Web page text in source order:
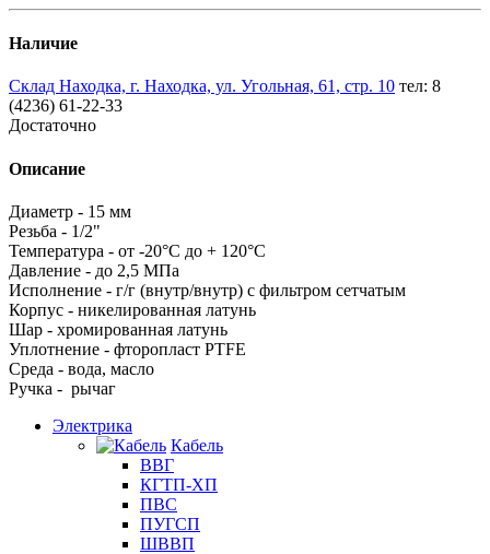
Наличие
Склад Находка, г. Находка, ул. Угольная, 61, стр. 10 тел: 8
(4236) 61-22-33
Достаточно
Описание
Диаметр - 15 мм
Резьба - 1/2"
Температура - от -20°С до + 120°С
Давление - до 2,5 МПа
Исполнение - г/г (внутр/внутр) с фильтром сетчатым
Корпус - никелированная латунь
Шар - хромированная латунь
Уплотнение - фторопласт PTFE
Среда - вода, масло
Ручка - рычаг
Электрика
Кабель
ВВГ
КГТП-ХП
ПВС
ПУГСП
ШВВП